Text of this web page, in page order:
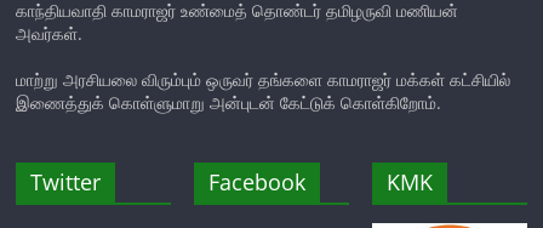
காந்தியவாதி காமராஜர் உண்மைத் தொண்டர் தமிழருவி மணியன்
அவர்கள்.
மாற்று அரசியலை விரும்பும் ஒருவர் தங்களை காமராஜர் மக்கள் கட்சியில்
இணைத்துக் கொள்ளுமாறு அன்புடன் கேட்டுக் கொள்கிறோம்.
Twitter Facebook KMK